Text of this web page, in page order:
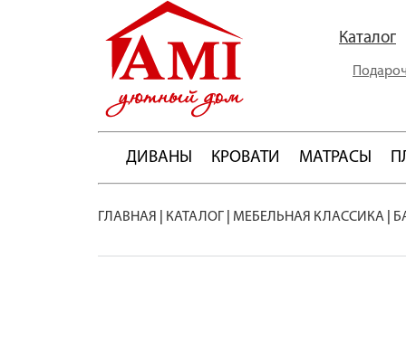
Каталог
ДИВАНЫ КРОВАТИ МАТРАСЫ
ГЛАВНАЯ КАТАЛОГ МЕБЕЛЬНАЯ КЛАССИКА